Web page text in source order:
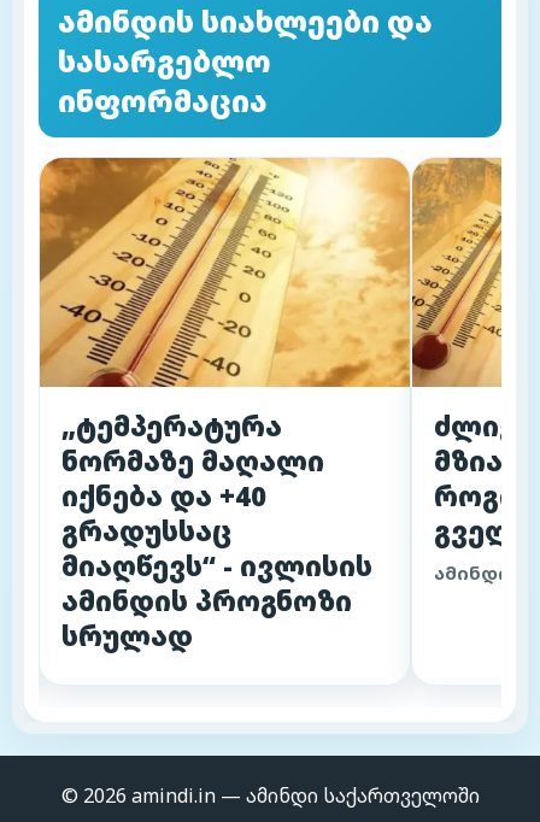
ამინდის სიახლეები და
სასარგებლო
ინფორმაცია
„ტემპერატურა
ნორმაზე მაღალი
იქნება და +40
გრადუსსაც
მიაღწევს“ - ივლისის
ამინდის პროგნოზი
სრულად
ამინდის
© 2026 amindi.in — ამინდი საქართველოში